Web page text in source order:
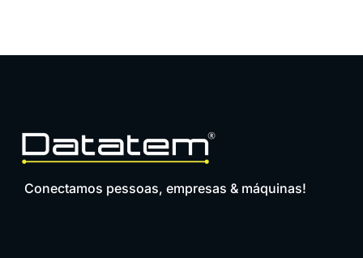
Conectamos pessoas, empresas & máquinas!